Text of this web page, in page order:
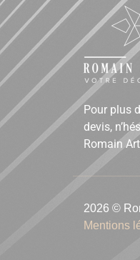
Pour plus
devis,
Romain
2026 ©
Mentions